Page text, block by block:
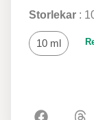
Storlekar
10 ml